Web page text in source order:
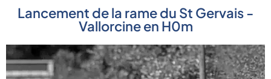
Lancement de la rame du St Gervais -
Vallorcine en H0m